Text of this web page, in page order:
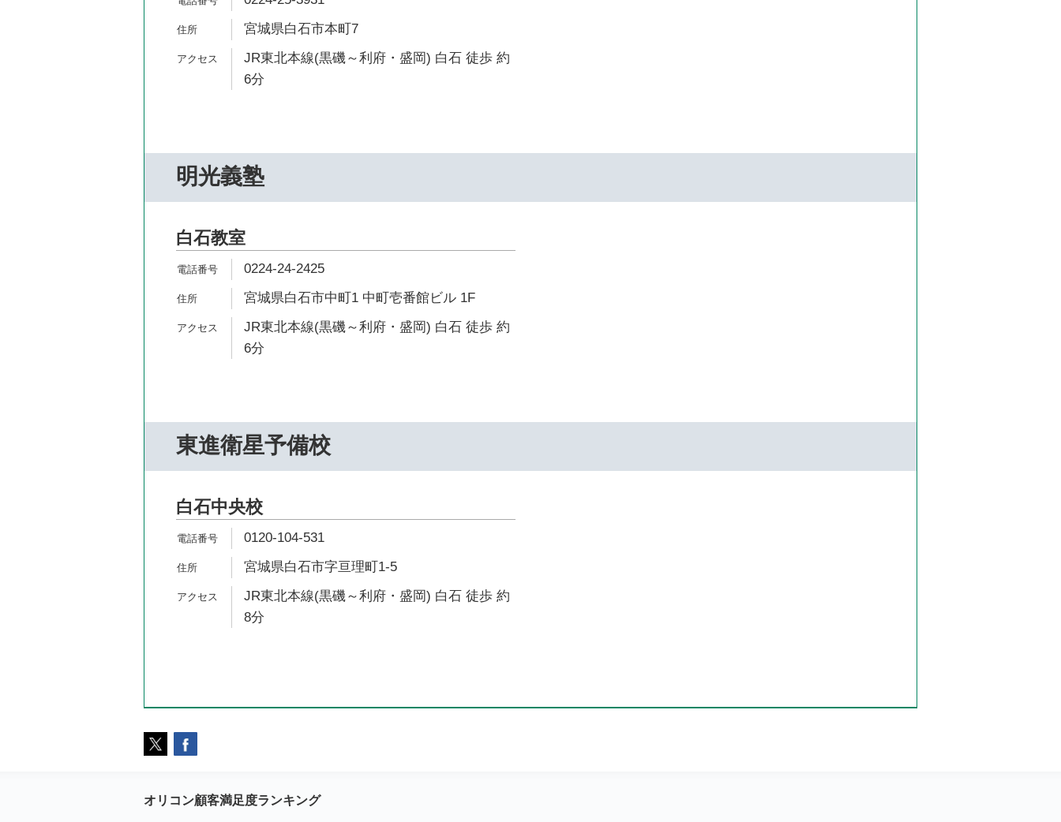
宮城県白石市本町7
JR東北本線(黒磯～利府・盛岡) 白石 徒歩 約
6分
明光義塾
白石教室
0224-24-2425
宮城県白石市中町1 中町壱番館ビル 1F
JR東北本線(黒磯～利府・盛岡) 白石 徒歩 約
6分
東進衛星予備校
白石中央校
0120-104-531
宮城県白石市字亘理町1-5
JR東北本線(黒磯～利府・盛岡) 白石 徒歩 約
8分
オリコン顧客満足度ランキング